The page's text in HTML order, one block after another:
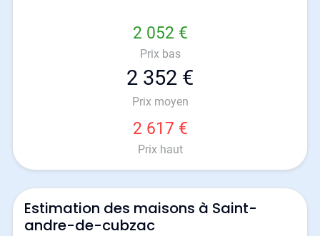
2 052 €
Prix bas
2 352 €
Prix moyen
2 617 €
Prix haut
Estimation des maisons à Saint-
andre-de-cubzac